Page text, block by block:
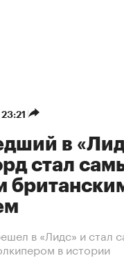
в
стал
в «Лидс» и стал
в истории